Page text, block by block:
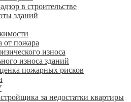
в строительстве
зданий
от пожара
износа
износа зданий
пожарных рисков
за недостатки квартиры